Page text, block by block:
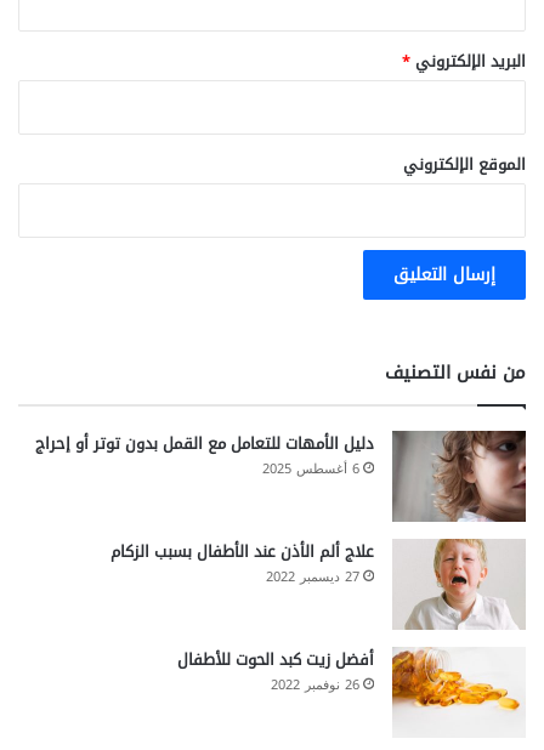
البريد الإلكتروني*
الموقع الإلكتروني
من نفس التصنيف
دليل الأمهات للتعامل مع القمل بدون توتر أو إحراج
6 أغسطس 2025
علاج ألم الأذن عند الأطفال بسبب الزكام
27 ديسمبر 2022
أفضل زيت كبد الحوت للأطفال
26 نوفمبر 2022